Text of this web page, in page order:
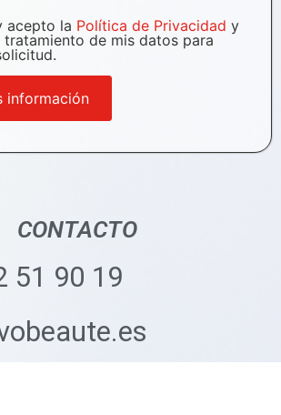
acepto la Política de Privacidad y
de mis datos para
CONTACTO
51 90 19